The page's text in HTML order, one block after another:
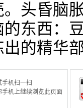
头昏脑
东西：
的精华
手机扫一扫
手机上继续浏览此页面